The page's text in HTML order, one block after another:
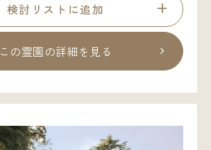
検討リストに追加
この霊園の詳細を見る